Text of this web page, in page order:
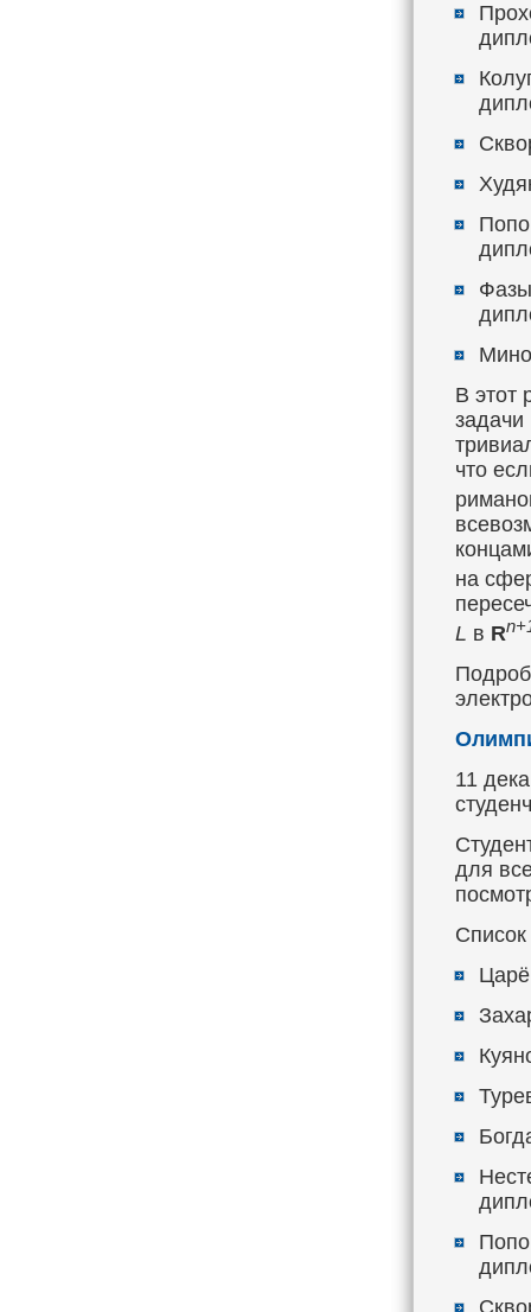
В этот
задачи
что
на
L в R
11
для